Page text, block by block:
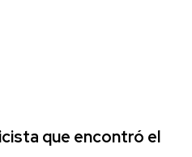
que encontró el